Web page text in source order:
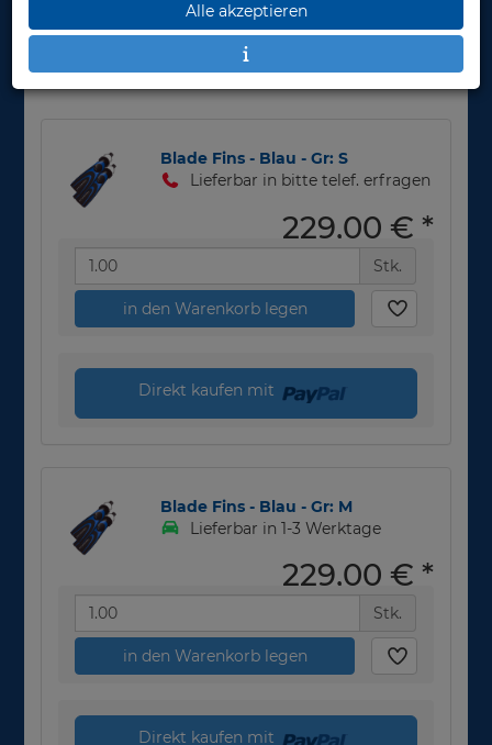
wünschen
Blade Fins - Blau - Gr: S
Lieferbar in bitte telef. erfragen
229,00 € *
Stk.
in den Warenkorb legen
Direkt kaufen mit
Blade Fins - Blau - Gr: M
Lieferbar in 1-3 Werktage
229,00 € *
Stk.
in den Warenkorb legen
Direkt kaufen mit
Alle akzeptieren